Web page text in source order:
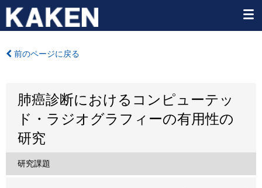
前のページに戻る
肺癌診断におけるコンピューテッ
ド・ラジオグラフィーの有用性の
研究
研究課題